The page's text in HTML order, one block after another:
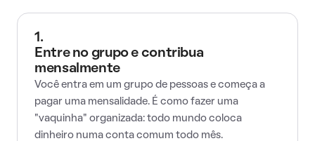
1.
Entre no grupo e contribua
mensalmente
Você entra em um grupo de pessoas e começa a
pagar uma mensalidade. É como fazer uma
"vaquinha" organizada: todo mundo coloca
dinheiro numa conta comum todo mês.